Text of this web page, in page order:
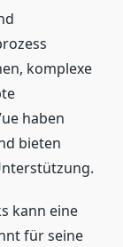
komplexe
haben
bieten
kann eine
für seine